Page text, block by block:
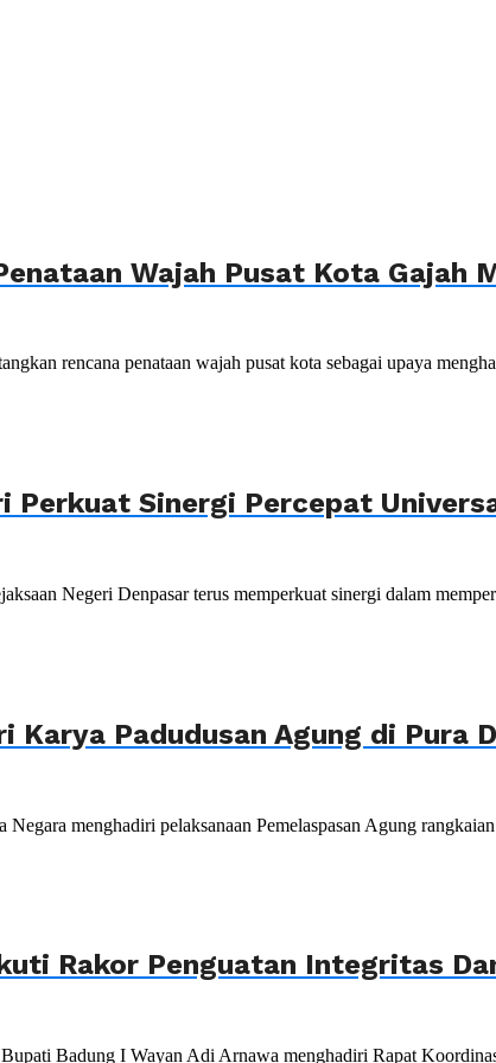
Wajah Pusat Kota Gajah
rencana penataan wajah pusat kota sebagai upaya
Perkuat Sinergi Percepat
Negeri Denpasar terus memperkuat sinergi dalam
Padudusan Agung di Pura
menghadiri pelaksanaan Pemelaspasan Agung
Rakor Penguatan Integritas
Badung I Wayan Adi Arnawa menghadiri Rapat